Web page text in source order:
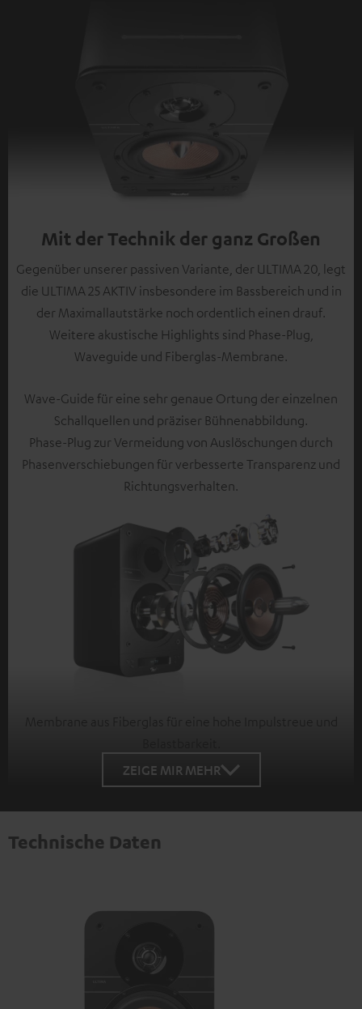
Mit der Technik der ganz Großen
Gegenüber unserer passiven Variante, der ULTIMA 20, legt
die ULTIMA 25 AKTIV insbesondere im Bassbereich und in
der Maximallautstärke noch ordentlich einen drauf.
Weitere akustische Highlights sind Phase-Plug,
Waveguide und Fiberglas-Membrane.
Wave-Guide für eine sehr genaue Ortung der einzelnen
Schallquellen und präziser Bühnenabbildung.
Phase-Plug zur Vermeidung von Auslöschungen durch
Phasenverschiebungen für verbesserte Transparenz und
Richtungsverhalten.
ZEIGE MIR MEHR
Technische Daten